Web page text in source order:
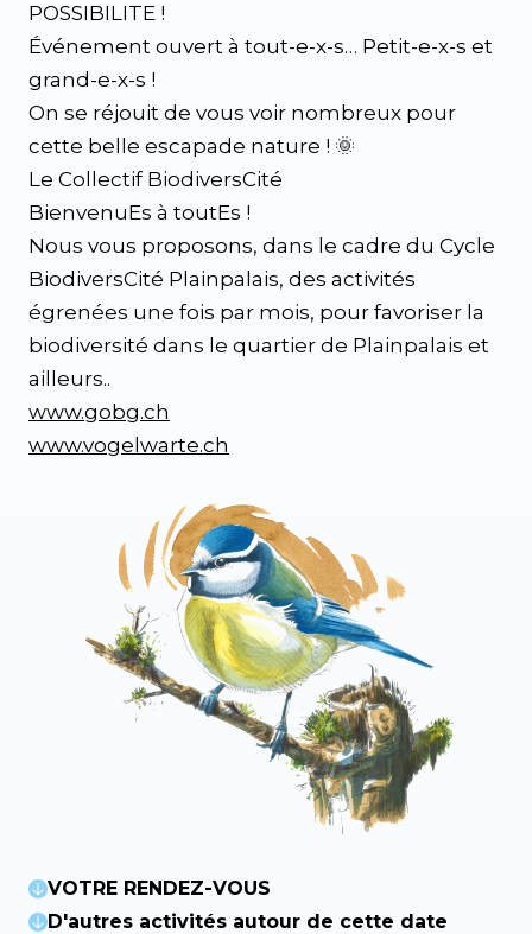
POSSIBILITE !
Événement ouvert à tout-e-x-s… Petit-e-x-s et
grand-e-x-s !
On se réjouit de vous voir nombreux pour
cette belle escapade nature ! 🌞
Le Collectif BiodiversCité
BienvenuEs à toutEs !
Nous vous proposons, dans le cadre du Cycle
BiodiversCité Plainpalais, des activités
égrenées une fois par mois, pour favoriser la
biodiversité dans le quartier de Plainpalais et
ailleurs..
www.gobg.ch
www.vogelwarte.ch
VOTRE RENDEZ-VOUS
D'autres activités autour de cette date